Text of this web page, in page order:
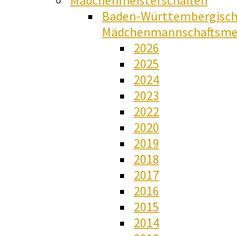
Baden-
2026
2025
2024
2023
2022
2020
2019
2018
2017
2016
2015
2014